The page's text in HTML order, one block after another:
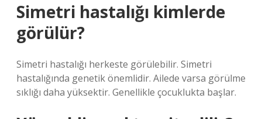
Simetri hastalığı kimlerde
görülür?
Simetri hastalığı herkeste görülebilir. Simetri
hastalığında genetik önemlidir. Ailede varsa görülme
sıklığı daha yüksektir. Genellikle çocuklukta başlar.